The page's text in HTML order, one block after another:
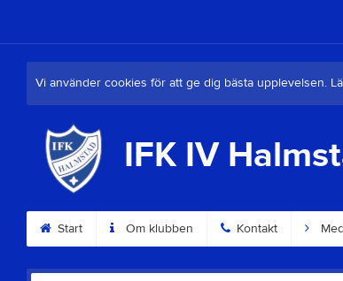
Vi använder cookies för att ge dig bästa upplevelsen.
IFK IV
Start Om klubben Kontakt